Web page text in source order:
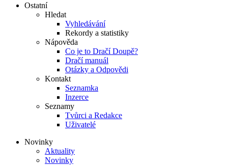
Ostatní
Hledat
Vyhledávání
Rekordy a statistiky
Nápověda
Co je to Dračí Doupě?
Dračí manuál
Otázky a Odpovědi
Kontakt
Seznamka
Inzerce
Seznamy
Tvůrci a Redakce
Uživatelé
Novinky
Aktuality
Novinky